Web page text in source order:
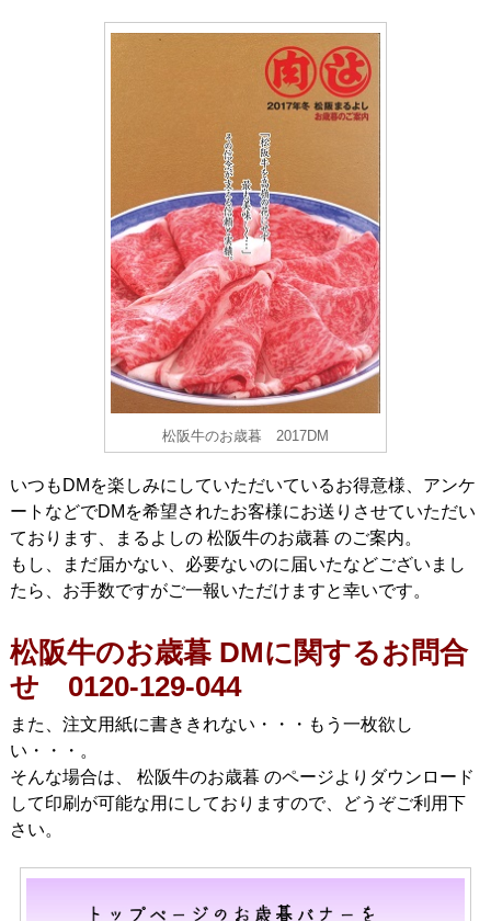
松阪牛のお歳暮 2017DM
いつもDMを楽しみにしていただいているお得意様、アンケ
ートなどでDMを希望されたお客様にお送りさせていただい
ております、まるよしの 松阪牛のお歳暮 のご案内。
もし、まだ届かない、必要ないのに届いたなどございまし
たら、お手数ですがご一報いただけますと幸いです。
松阪牛のお歳暮 DMに関するお問合
せ 0120-129-044
また、注文用紙に書ききれない・・・もう一枚欲し
い・・・。
そんな場合は、 松阪牛のお歳暮 のページよりダウンロード
して印刷が可能な用にしておりますので、どうぞご利用下
さい。